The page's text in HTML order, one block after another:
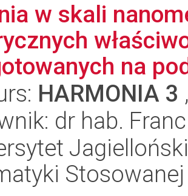
w skali
na
HARMONIA 3
dr hab.
Stosowanej